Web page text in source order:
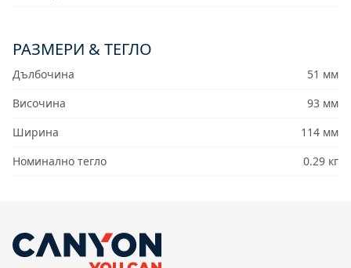
РАЗМЕРИ & ТЕГЛО
Дълбочина
51 мм
Височина
93 мм
Ширина
114 мм
Номинално тегло
0.29 кг